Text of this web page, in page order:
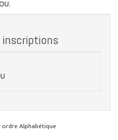
ordre Alphabétique